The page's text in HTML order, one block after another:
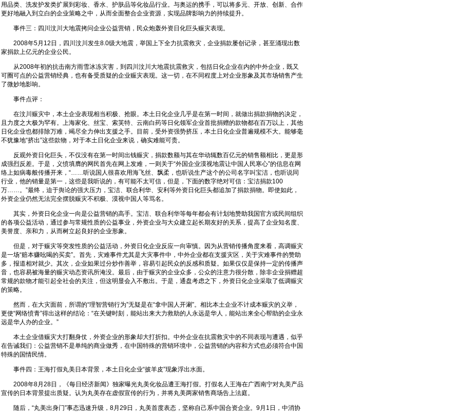
用品类、洗发护发类扩展到彩妆、香水、护肤品等化妆品行业。与奥运的携手，可以将多元、开放、创新、合作
更好地融入到立白的企业策略之中，从而全面整合企业资源，实现品牌影响力的持续提升。
事件三：四川汶川大地震拷问企业公益营销，民众炮轰外资日化巨头赈灾表现。
2008年5月12日，四川汶川发生8.0级大地震，举国上下全力抗震救灾，企业捐款屡创记录，甚至涌现出数
家捐款上亿元的企业公民。
从2008年初的抗击南方雨雪冰冻灾害，到四川汶川大地震抗震救灾，包括日化企业在内的中外企业，既又
可圈可点的公益营销经典，也有备受质疑的企业赈灾表现。这一切，在不同程度上对企业形象及其市场销售产生
了微妙地影响。
事件点评：
在汶川赈灾中，本土企业表现相当积极、抢眼。本土日化企业几乎是在第一时间，就做出捐款捐物的决定，
且力度之大极为罕有。上海家化、丝宝、索芙特、云南白药等日化领军企业首批捐赠的款物都在百万以上，其他
日化企业也都排除万难，竭尽全力伸出支援之手。目前，受外资强势挤压，本土日化企业普遍规模不大。能够毫
不犹豫地“挤出”这些款物，对于本土日化企业来说，确实难能可贵。
反观外资日化巨头，不仅没有在第一时间出钱赈灾，捐款数额与其在华动辄数百亿元的销售额相比，更是形
成强烈反差。于是，义愤填膺的网民首先在网上发难，一则关于“外国企业漠视地震让中国人民寒心”的信息在网
络上如病毒般传播开来，“……听说国人很喜欢用海飞丝、飘柔，也听说生产这个的公司名字叫宝洁，也听说同
行业，他的销量是第一，这些是我听说的，有可能不太可信，但是，下面的数字绝对可信：宝洁捐款100
万……。”最终，迫于舆论的强大压力，宝洁、联合利华、安利等外资日化巨头都追加了捐款捐物。即使如此，
外资企业仍然无法完全摆脱赈灾不积极、漠视中国人等骂名。
其实，外资日化企业一向是公益营销的高手。宝洁、联合利华等每年都会有计划地赞助我国官方或民间组织
的各项公益活动，通过参与常规性质的公益事业，外资企业与大众建立起长期友好的关系，提高了企业知名度、
美誉度、亲和力，从而树立起良好的企业形象。
但是，对于赈灾等突发性质的公益活动，外资日化企业反应一向审慎。因为从营销传播角度来看，高调赈灾
是一场“赔本赚吆喝的买卖”。首先，灾难事件尤其是大灾事件中，中外企业都在支援灾区，关于灾难事件的赞助
多，报道相对就少。其次，企业如果过分炒作善举，容易引起民众的反感和质疑。如果仅仅是保持一定的传播声
音，也容易被海量的赈灾动态资讯所淹没。最后，由于赈灾的企业众多，公众的注意力很分散，除非企业捐赠超
常规的款物才能引起全社会的关注，但这明显会入不敷出。于是，通盘考虑之下，外资日化企业采取了低调赈灾
的策略。
然而，在大灾面前，所谓的“理智营销行为”无疑是在“拿中国人开涮”。相比本土企业不计成本赈灾的义举，
更使“网络愤青”得出这样的结论：“在关键时刻，能站出来大力救助的人永远是华人，能站出来全心帮助的企业永
远是华人办的企业。”
本土企业借赈灾大打翻身仗，外资企业的形象却大打折扣。中外企业在抗震救灾中的不同表现与遭遇，似乎
在告诫我们：公益营销不是单纯的商业做秀，在中国特殊的营销环境中，公益营销的内容和方式也必须符合中国
特殊的国情民情。
事件四：王海打假丸美日本背景，本土日化企业“披羊皮”现象浮出水面。
2008年8月28日，《每日经济新闻》独家曝光丸美化妆品遭王海打假。打假名人王海在广西南宁对丸美产品
宣传的日本背景提出质疑。认为丸美存在虚假宣传的行为，并将丸美两家销售商场告上法庭。
随后，“丸美出身门”事态迅速升级，8月29日，丸美首度表态，坚称自己系中国合资企业。9月1日，中消协